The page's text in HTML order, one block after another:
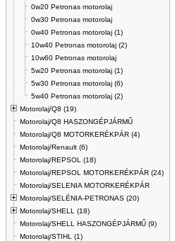
0w20 Petronas motorolaj
0w30 Petronas motorolaj
0w40 Petronas motorolaj (1)
10w40 Petronas motorolaj (2)
10w60 Petronas motorolaj
5w20 Petronas motorolaj (1)
5w30 Petronas motorolaj (6)
5w40 Petronas motorolaj (2)
Motorolaj/Q8 (19)
Motorolaj/Q8 HASZONGÉPJÁRMŰ
Motorolaj/Q8 MOTORKERÉKPÁR (4)
Motorolaj/Renault (6)
Motorolaj/REPSOL (18)
Motorolaj/REPSOL MOTORKERÉKPÁR (24)
Motorolaj/SELENIA MOTORKERÉKPÁR
Motorolaj/SELÉNIA-PETRONAS (20)
Motorolaj/SHELL (18)
Motorolaj/SHELL HASZONGÉPJÁRMŰ (9)
Motorolaj/STIHL (1)